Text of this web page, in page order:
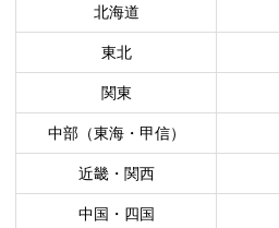
北海道
東北
関東
中部（東海・甲信）
近畿・関西
中国・四国